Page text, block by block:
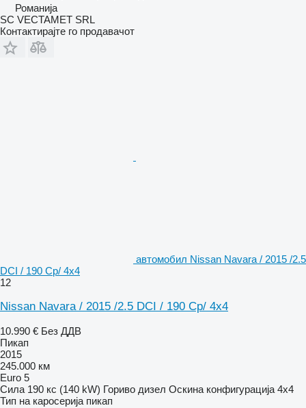
Романија
SC VECTAMET SRL
Контактирајте го продавачот
aвтомобил Nissan Navara / 2015 /2.5
DCI / 190 Cp/ 4x4
12
Nissan Navara / 2015 /2.5 DCI / 190 Cp/ 4x4
10.990 € Без ДДВ
Пикап
2015
245.000 км
Euro 5
Сила 190 кс (140 kW) Гориво дизел Оскина конфигурација 4x4
Тип на каросерија пикап